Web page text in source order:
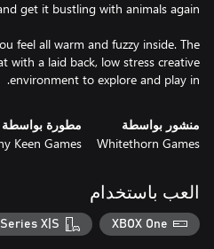
feel all warm and fuzzy inside. The
with a laid back, low stress creative
environment to explore and play in.
منشور بواسطة
Whitethorn Games
مطورة بواسطة
Keen Games
العب باستخدام
XBOX One
Series X|S